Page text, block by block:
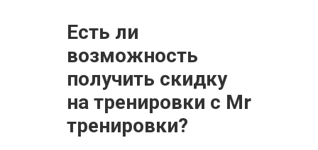
Есть ли
возможность
получить скидку
на тренировки с Mr
тренировки?